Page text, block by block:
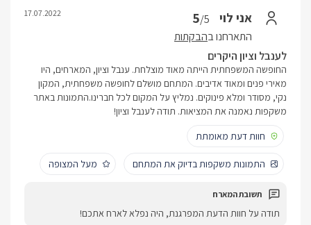
אני לוי 5/5
התארחנו בהבקתות
17.07.2022
לענבל וציון היקרים
החופשה המשפחתית הייתה מאוד מוצלחת. ענבל וציון, המארחים, היו
מאירי פנים ומאוד אדיבים. המתחם מושלם לחופשה משפחתית, המקון
נקי, מסודר ומלא פינוקים. נמליץ על המקום לכל חברינו.התמונות באתר
משקפות נאמנה את המציאות. תודה לענבל וציון!
חוות דעת מאומתת
התמונות משקפות בדיוק את המתחם מעל המצופה
תודה על חוות הדעת המפרגנת, היה נפלא לארח אתכם!